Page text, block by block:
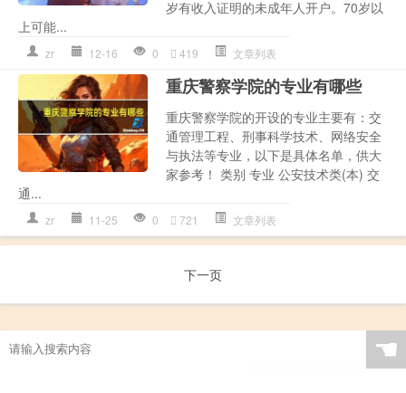
岁有收入证明的未成年人开户。70岁以
上可能...
zr 12-16 0 419 文章列表
重庆警察学院的专业有哪些
重庆警察学院的开设的专业主要有：交
通管理工程、刑事科学技术、网络安全
与执法等专业，以下是具体名单，供大
家参考！ 类别 专业 公安技术类(本) 交
通...
zr 11-25 0 721 文章列表
下一页
☚